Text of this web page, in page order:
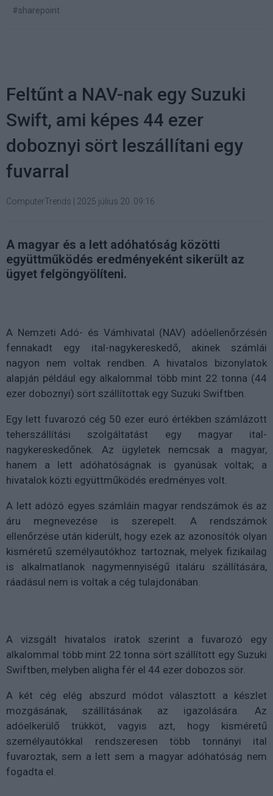
#sharepoint
Feltűnt a NAV-nak egy Suzuki
Swift, ami képes 44 ezer
doboznyi sört leszállítani egy
fuvarral
ComputerTrends 2025 július 20. 09:16
A magyar és a lett adóhatóság közötti
együttműködés eredményeként sikerült az
ügyet felgöngyölíteni.
A Nemzeti Adó- és Vámhivatal (NAV) adóellenőrzésén
fennakadt egy ital-nagykereskedő, akinek számlái
nagyon nem voltak rendben. A hivatalos bizonylatok
alapján például egy alkalommal több mint 22 tonna (44
ezer doboznyi) sört szállítottak egy Suzuki Swiftben.
Egy lett fuvarozó cég 50 ezer euró értékben számlázott
teherszállítási szolgáltatást egy magyar ital-
nagykereskedőnek. Az ügyletek nemcsak a magyar,
hanem a lett adóhatóságnak is gyanúsak voltak; a
hivatalok közti együttműködés eredményes volt.
A lett adózó egyes számláin magyar rendszámok és az
áru megnevezése is szerepelt. A rendszámok
ellenőrzése után kiderült, hogy ezek az azonosítók olyan
kisméretű személyautókhoz tartoznak, melyek fizikailag
is alkalmatlanok nagymennyiségű italáru szállítására,
ráadásul nem is voltak a cég tulajdonában.
A vizsgált hivatalos iratok szerint a fuvarozó egy
alkalommal több mint 22 tonna sört szállított egy Suzuki
Swiftben, melyben aligha fér el 44 ezer dobozos sör.
A két cég elég abszurd módot választott a készlet
mozgásának, szállításának az igazolására. Az
adóelkerülő trükköt, vagyis azt, hogy kisméretű
személyautókkal rendszeresen több tonnányi ital
fuvaroztak, sem a lett sem a magyar adóhatóság nem
fogadta el.